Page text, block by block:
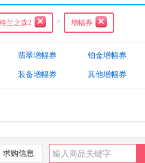
格兰之森2 > 增幅券
翡翠增幅券 铂金增幅券
装备增幅券 其他增幅券
求购信息